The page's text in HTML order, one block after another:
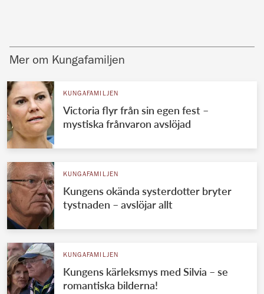
Mer om Kungafamiljen
KUNGAFAMILJEN
Victoria flyr från sin egen fest –
mystiska frånvaron avslöjad
KUNGAFAMILJEN
Kungens okända systerdotter bryter
tystnaden – avslöjar allt
KUNGAFAMILJEN
Kungens kärleksmys med Silvia – se
romantiska bilderna!